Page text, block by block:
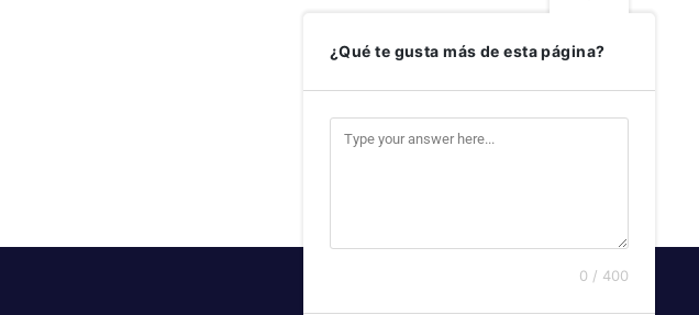
¿Qué te gusta más de esta página?
0 / 400